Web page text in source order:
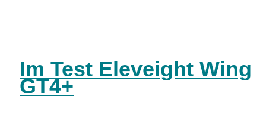
Im Test Eleveight Wing
GT4+